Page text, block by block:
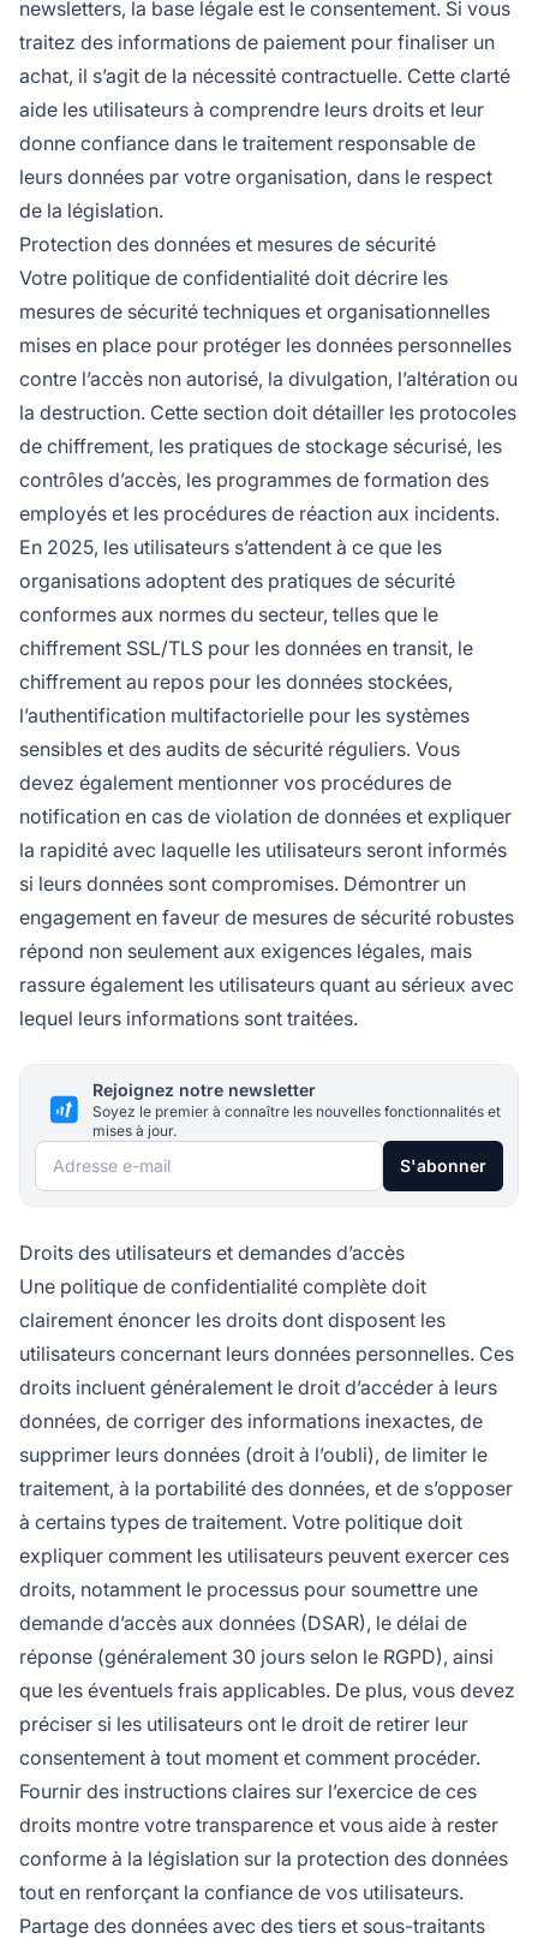
newsletters, la base légale est le consentement. Si vous
traitez des informations de paiement pour finaliser un
achat, il s’agit de la nécessité contractuelle. Cette clarté
aide les utilisateurs à comprendre leurs droits et leur
donne confiance dans le traitement responsable de
leurs données par votre organisation, dans le respect
de la législation.
Protection des données et mesures de sécurité
Votre politique de confidentialité doit décrire les
mesures de sécurité techniques et organisationnelles
mises en place pour protéger les données personnelles
contre l’accès non autorisé, la divulgation, l’altération ou
la destruction. Cette section doit détailler les protocoles
de chiffrement, les pratiques de stockage sécurisé, les
contrôles d’accès, les programmes de formation des
employés et les procédures de réaction aux incidents.
En 2025, les utilisateurs s’attendent à ce que les
organisations adoptent des pratiques de sécurité
conformes aux normes du secteur, telles que le
chiffrement SSL/TLS pour les données en transit, le
chiffrement au repos pour les données stockées,
l’authentification multifactorielle pour les systèmes
sensibles et des audits de sécurité réguliers. Vous
devez également mentionner vos procédures de
notification en cas de violation de données et expliquer
la rapidité avec laquelle les utilisateurs seront informés
si leurs données sont compromises. Démontrer un
engagement en faveur de mesures de sécurité robustes
répond non seulement aux exigences légales, mais
rassure également les utilisateurs quant au sérieux avec
lequel leurs informations sont traitées.
Rejoignez notre newsletter
Soyez le premier à connaître les nouvelles fonctionnalités et
mises à jour.
Adresse e-mail S'abonner
Droits des utilisateurs et demandes d’accès
Une politique de confidentialité complète doit
clairement énoncer les droits dont disposent les
utilisateurs concernant leurs données personnelles. Ces
droits incluent généralement le droit d’accéder à leurs
données, de corriger des informations inexactes, de
supprimer leurs données (droit à l’oubli), de limiter le
traitement, à la portabilité des données, et de s’opposer
à certains types de traitement. Votre politique doit
expliquer comment les utilisateurs peuvent exercer ces
droits, notamment le processus pour soumettre une
demande d’accès aux données (DSAR), le délai de
réponse (généralement 30 jours selon le RGPD), ainsi
que les éventuels frais applicables. De plus, vous devez
préciser si les utilisateurs ont le droit de retirer leur
consentement à tout moment et comment procéder.
Fournir des instructions claires sur l’exercice de ces
droits montre votre transparence et vous aide à rester
conforme à la législation sur la protection des données
tout en renforçant la confiance de vos utilisateurs.
Partage des données avec des tiers et sous-traitants